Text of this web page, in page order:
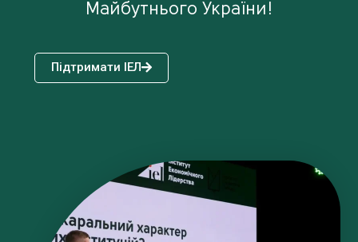
Майбутнього України!
Підтримати ІЕЛ